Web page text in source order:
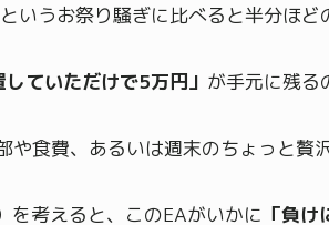
いうお祭り騒ぎに比べると半分ほ
ていただけで5万円」 が手元に残る
や食費、あるいは週末のちょっと贅
を考えると、このEAがいかに 「負